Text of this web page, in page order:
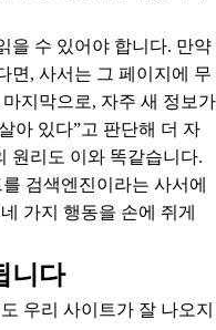
을 수 있어야 합니다. 만약
면, 사서는 그 페이지에 무
지막으로, 자주 새 정보가
아 있다”고 판단해 더 자
원리도 이와 똑같습니다.
검색엔진이라는 사서에
가지 행동을 손에 쥐게
니다
우리 사이트가 잘 나오지